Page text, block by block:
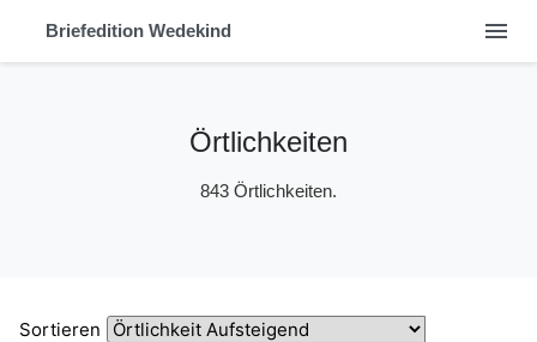
Briefedition Wedekind menu
Örtlichkeiten
843 Örtlichkeiten.
Sortieren